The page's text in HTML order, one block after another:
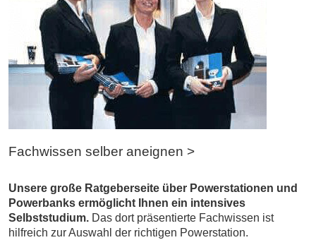
Fachwissen selber aneignen >
Unsere große Ratgeberseite über Powerstationen und
Powerbanks ermöglicht Ihnen ein intensives
Selbststudium. Das dort präsentierte Fachwissen ist
hilfreich zur Auswahl der richtigen Powerstation.